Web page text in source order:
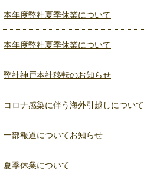
本年度弊社夏季休業について
本年度弊社夏季休業について
弊社神戸本社移転のお知らせ
コロナ感染に伴う海外引越しについて
一部報道についてお知らせ
夏季休業について